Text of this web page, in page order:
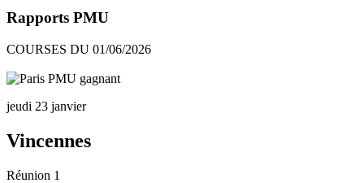
Rapports PMU
COURSES DU 01/06/2026
jeudi 23 janvier
Vincennes
Réunion 1